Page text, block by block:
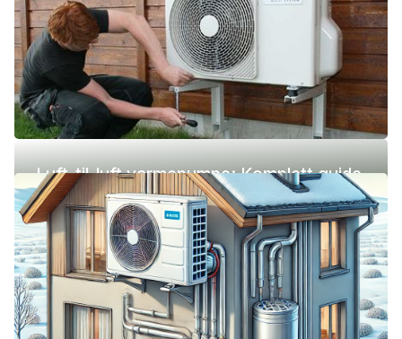
Luft-til-luft varmepumpe: Komplett guide
(pris, fordeler og ulemper)